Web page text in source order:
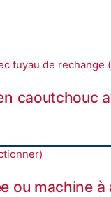
caoutchouc
ou machine à